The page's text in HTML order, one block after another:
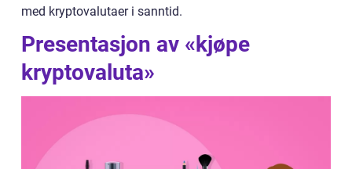
med kryptovalutaer i sanntid.
Presentasjon av «kjøpe
kryptovaluta»